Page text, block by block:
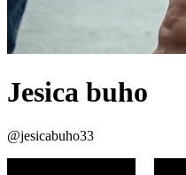
Jesica buho
@jesicabuho33